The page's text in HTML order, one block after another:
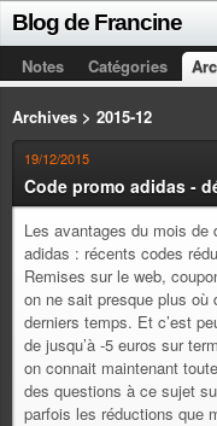
Blog de Francine
Notes Catégories
Archives > 2015-12
19/12/2015
Code promo adidas -
Les avantages du mois
adidas : récents codes
Remises sur le web,
on ne sait presque plus où
derniers temps. Et c’est
de jusqu’à -5 euros sur
on connait maintenant
des questions à ce sujet
parfois les réductions que